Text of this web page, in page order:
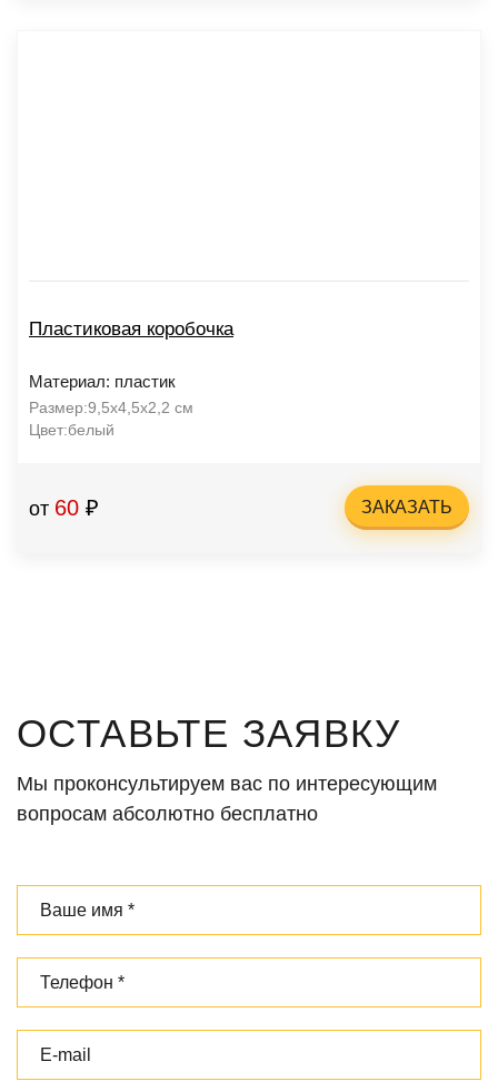
Пластиковая коробочка
Материал: пластик
Размер:9,5х4,5х2,2 cм
Цвет:белый
от 60 ₽ ЗАКАЗАТЬ
ОСТАВЬТЕ ЗАЯВКУ
Мы проконсультируем вас по интересующим
вопросам абсолютно бесплатно